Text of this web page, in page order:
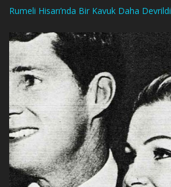
Rumeli Hisarı’nda Bir Kavuk Daha Devrildi